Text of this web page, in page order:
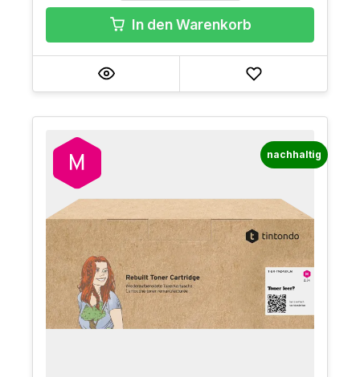
In den Warenkorb
nachhaltig